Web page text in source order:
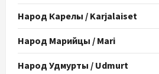
Народ Карелы / Karjalaiset
Народ Марийцы / Mari
Народ Удмурты / Udmurt